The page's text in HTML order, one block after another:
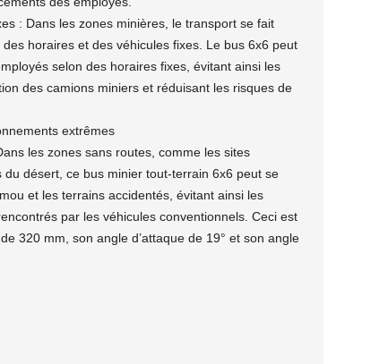
: Dans les zones minières, le transport se fait
horaires et des véhicules fixes. Le bus 6x6 peut
selon des horaires fixes, évitant ainsi les
des camions miniers et réduisant les risques de
extrêmes
les zones sans routes, comme les sites
du désert, ce bus minier tout-terrain 6x6 peut se
et les terrains accidentés, évitant ainsi les
par les véhicules conventionnels. Ceci est
320 mm, son angle d’attaque de 19° et son angle